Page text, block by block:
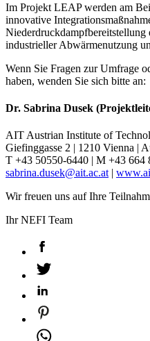
Im Projekt LEAP werden am
innovative
industrieller Abwärmenutzung
Wenn Sie Fragen zur Umfrage
haben, wenden Sie sich bitte an:
Dr. Sabrina Dusek
AIT Austrian Institute of
Giefinggasse 2 | 1210 Vienna |
T +43 50550-6440 | M +43 664
sabrina.dusek@ait.ac.at |
Wir freuen uns auf Ihre
Ihr NEFI Team